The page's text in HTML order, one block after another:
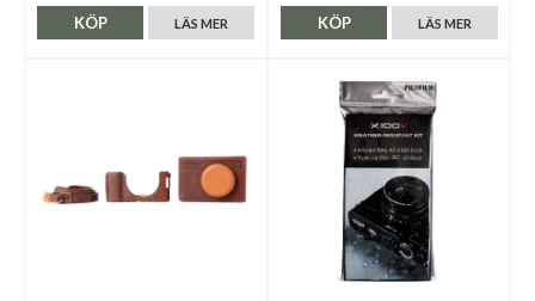
LÄS MER
KÖP LÄS MER
KÖP